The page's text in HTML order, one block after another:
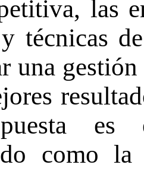
las
técnicas
una
es
como